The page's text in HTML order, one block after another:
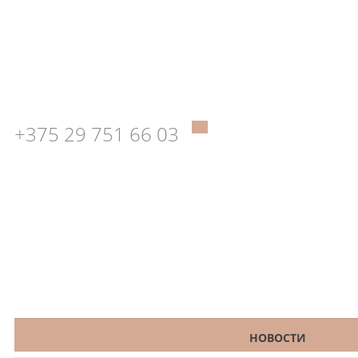
+375 29 751 66 03
НОВОСТИ